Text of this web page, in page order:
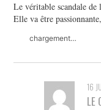
Le véritable scandale de
Elle va être
chargement…
16
LE